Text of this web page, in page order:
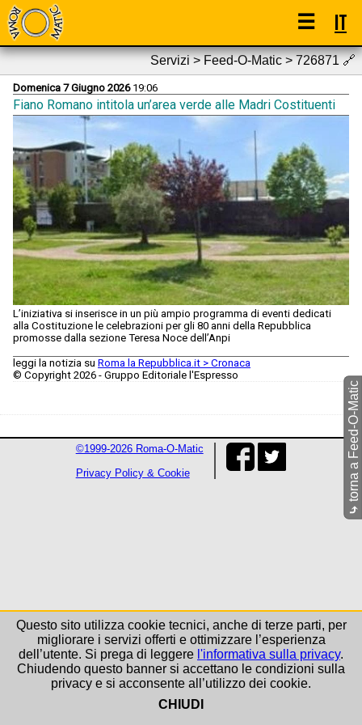
☰ IT
Servizi > Feed-O-Matic > 726871🔗
Domenica 7 Giugno 202619:06
Fiano Romano intitola un’area verde alle Madri Costituenti
L’iniziativa si inserisce in un più ampio programma di eventi dedicati
alla Costituzione le celebrazioni per gli 80 anni della Repubblica
promosse dalla sezione Teresa Noce dell’Anpi
leggi la notizia su Roma la Repubblica.it > Cronaca
© Copyright 2026 - Gruppo Editoriale l'Espresso
⤷
torna a Feed-O-Matic
©1999-2026 Roma-O-Matic
Privacy Policy & Cookie
Questo sito utilizza cookie tecnici, anche di terze parti, per
migliorare i servizi offerti e ottimizzare l’esperienza
dell’utente. Si prega di leggere l'informativa sulla privacy.
Chiudendo questo banner si accettano le condizioni sulla
privacy e si acconsente all’utilizzo dei cookie.
CHIUDI